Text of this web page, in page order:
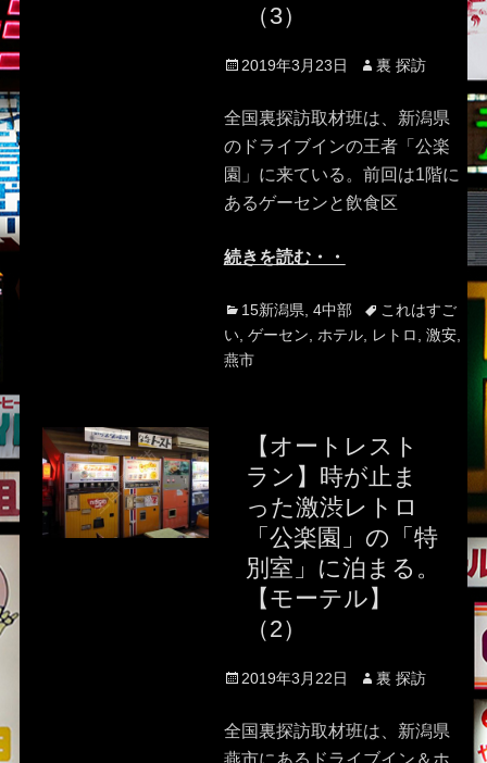
（3）
Posted
2019年3月23日 Author
裏 探訪
全国裏探訪取材班は、新潟県
のドライブインの王者「公楽
園」に来ている。前回は1階に
あるゲーセンと飲食区
続きを読む・・
Categories
15新潟県 4中部 Tagsこれはすご
い, ゲーセン ホテル, レトロ 激安,
燕市
【オートレスト
ラン】時が止ま
った激渋レトロ
「公楽園」の「特
別室」に泊まる。
【モーテル】
（2）
Posted
2019年3月22日 Author
裏 探訪
全国裏探訪取材班は、新潟県
燕市にあるドライブイン＆ホ